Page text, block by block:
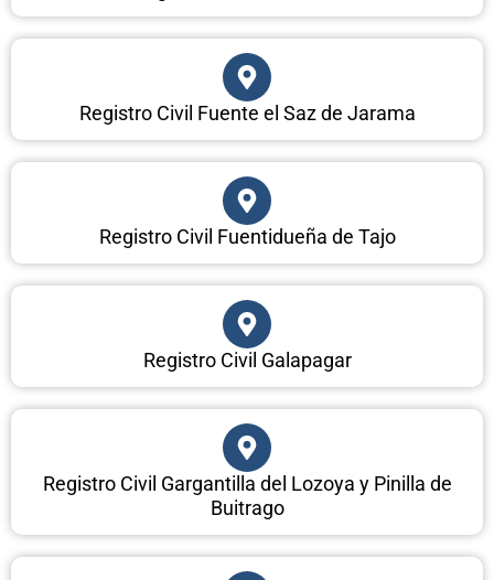
Registro Civil Fuente el Saz de Jarama
Registro Civil Fuentidueña de Tajo
Registro Civil Galapagar
Registro Civil Gargantilla del Lozoya y Pinilla de
Buitrago